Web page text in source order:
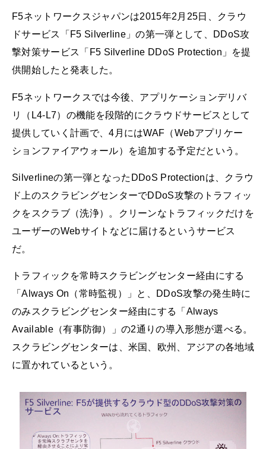
F5ネットワークスジャパンは2015年2月25日、クラウ
ドサービス「F5 Silverline」の第一弾として、DDoS攻
撃対策サービス「F5 Silverline DDoS Protection」を提
供開始したと発表した。
F5ネットワークスでは今後、アプリケーションデリバ
リ（L4-L7）の機能を段階的にクラウドサービスとして
提供していく計画で、4月にはWAF（Webアプリケー
ションファイアウォール）を追加する予定だという。
Silverlineの第一弾となったDDoS Protectionは、クラウ
ド上のスクラビングセンターでDDoS攻撃のトラフィッ
クをスクラブ（洗浄）。クリーンなトラフィックだけを
ユーザーのWebサイトなどに届けるというサービス
だ。
トラフィックを常時スクラビングセンター経由にする
「Always On（常時監視）」と、DDoS攻撃の発生時に
のみスクラビングセンター経由にする「Always
Available（有事防御）」の2通りの導入形態が選べる。
スクラビングセンターは、米国、欧州、アジアの各地域
に置かれているという。